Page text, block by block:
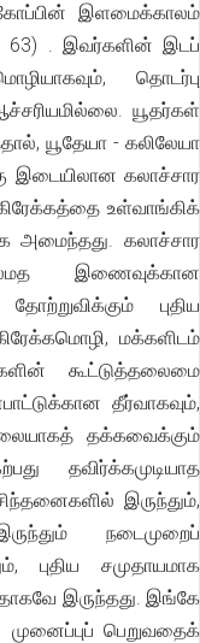
இளமைக்காலம்
63) . இவர்களின் இடப்
தொடர்பு
யூதர்கள்
யூதேயா - கலிலேயா
இடையிலான கலாச்சார
உள்வாங்கிக்
அமைந்தது. கலாச்சார
இணைவுக்கான
புதிய
மக்களிடம்
கூட்டுத்தலைமை
தீர்வாகவும்,
தக்கவைக்கும்
தவிர்க்கமுடியாத
இருந்தும்,
நடைமுறைப்
புதிய சமுதாயமாக
இருந்தது. இங்கே
முனைப்புப் பெறுவதைக்